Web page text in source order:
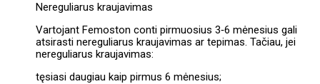
Nereguliarus kraujavimas
Vartojant Femoston conti pirmuosius 3‑6 mėnesius gali
atsirasti nereguliarus kraujavimas ar tepimas. Tačiau, jei
nereguliarus kraujavimas:
tęsiasi daugiau kaip pirmus 6 mėnesius;